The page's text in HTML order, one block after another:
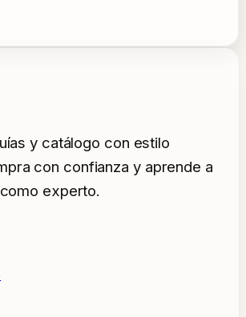
y catálogo con estilo
con confianza y aprende a
experto.